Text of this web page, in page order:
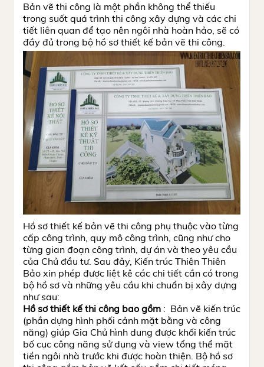
Bản vẽ thi công là một phần không thể thiếu
trong suốt quá trình thi công xây dựng và các chi
tiết liên quan để tạo nên ngôi nhà hoàn hảo, sẽ có
đầy đủ trong bộ hồ sơ thiết kế bản vẽ thi công.
Hồ sơ thiết kế bản vẽ thi công phụ thuộc vào từng
cấp công trình, quy mô công trình, cũng như cho
từng gian đoạn công trình, dự án và theo yêu cầu
của Chủ đầu tư. Sau đây, Kiến trúc Thiên Thiên
Bảo xin phép được liệt kê các chi tiết cần có trong
bộ hồ sơ và những yêu cầu khi chuẩn bị xây dựng
như sau:
Hồ sơ thiết kế thi công bao gồm : Bản vẽ kiến trúc
(phần dựng hình phối cảnh mặt bằng và công
năng) giúp Gia Chủ hình dung được khối kiến trúc
bố cục công năng sử dụng và view tổng thể mặt
tiền ngôi nhà trước khi được hoàn thiện. Bộ hồ sơ